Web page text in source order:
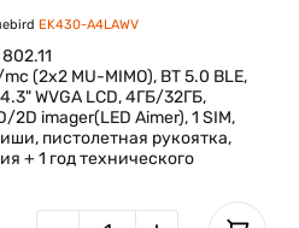
EK430-A4LAWV
MU-MIMO), BT 5.0 BLE,
WVGA LCD, 4ГБ/32ГБ,
2D imager(LED Aimer), 1 SIM,
пистолетная рукоятка,
+ 1 год технического